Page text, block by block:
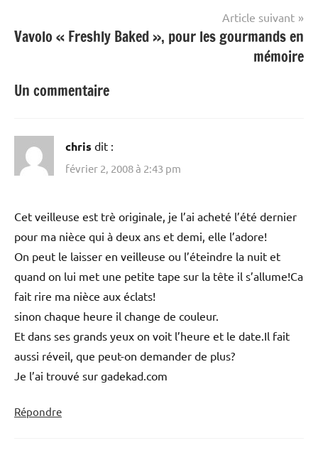
Article suivant
Vavolo « Freshly Baked », pour les gourmands en
mémoire
Un commentaire
chris dit :
février 2, 2008 à 2:43 pm
Cet veilleuse est trè originale, je l’ai acheté l’été dernier
pour ma nièce qui à deux ans et demi, elle l’adore!
On peut le laisser en veilleuse ou l’éteindre la nuit et
quand on lui met une petite tape sur la tête il s’allume!Ca
fait rire ma nièce aux éclats!
sinon chaque heure il change de couleur.
Et dans ses grands yeux on voit l’heure et le date.Il fait
aussi réveil, que peut-on demander de plus?
Je l’ai trouvé sur gadekad.com
Répondre